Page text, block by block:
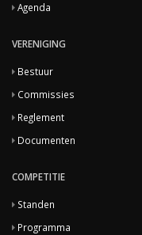
Agenda
VERENIGING
Bestuur
Commissies
Reglement
Documenten
COMPETITIE
Standen
Programma